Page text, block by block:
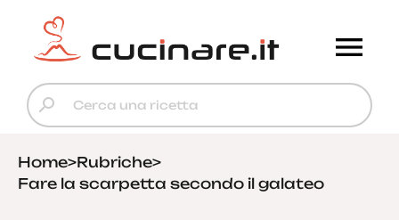
Home>Rubriche>
Fare la scarpetta secondo il galateo